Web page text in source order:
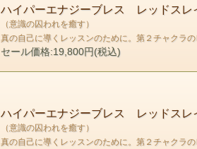
ハイパーエナジーブレス レッドス
（意識の囚われを癒す）
真の自己に導くレッスンのために。第２チャクラ
セール価格:19,800円(税込)
ハイパーエナジーブレス レッドス
（意識の囚われを癒す）
真の自己に導くレッスンのために。第２チャクラ